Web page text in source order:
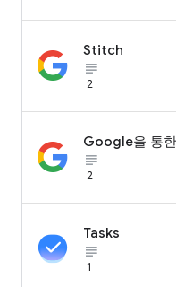
Stitch
2
Google을 통
2
Tasks
1